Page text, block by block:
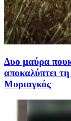
Δυο μαύρα
αποκαλύπτει
Μυριαγκός